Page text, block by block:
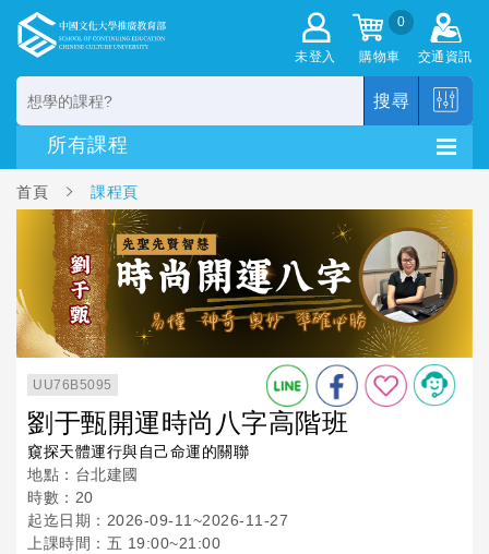
未登入
0
購物車 交通資訊
搜尋
首頁 課程頁
UU76B5095
劉于甄開運時尚八字高階班
窺探天體運行與自己命運的關聯
地點：台北建國
時數：20
起迄日期：2026-09-11~2026-11-27
上課時間：五 19:00~21:00